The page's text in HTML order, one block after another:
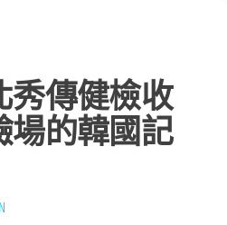
秀傳健檢收
場的韓國記